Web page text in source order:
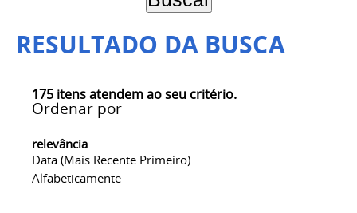
RESULTADO DA BUSCA
175 itens atendem ao seu critério.
Ordenar por
relevância
Data (mais Recente Primeiro)
Alfabeticamente